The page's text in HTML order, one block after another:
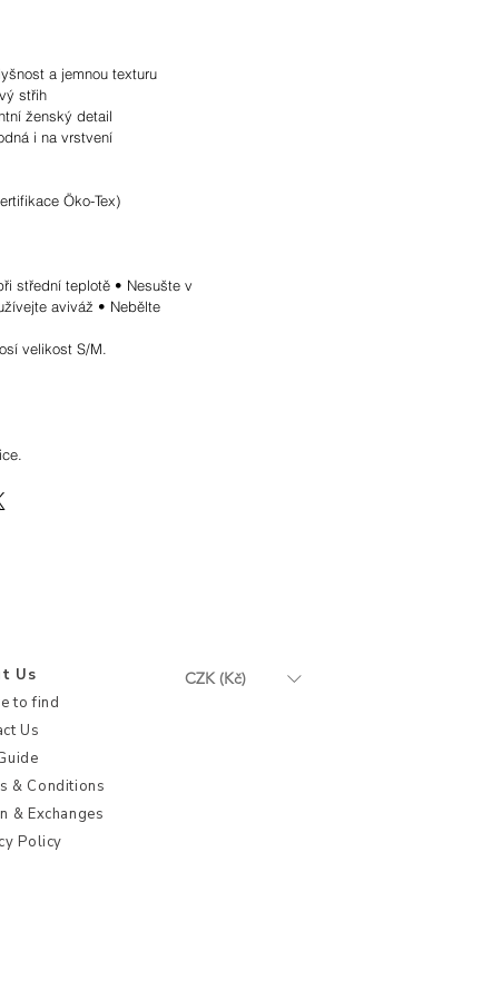
a jemnou texturu
střih
ženský detail
i na vrstvení
Öko-Tex)
střední teplotě • Nesušte v
aviváž • Nebělte
velikost S/M.
Us
to find
Us
& Conditions
& Exchanges
Policy
CZK (Kč)